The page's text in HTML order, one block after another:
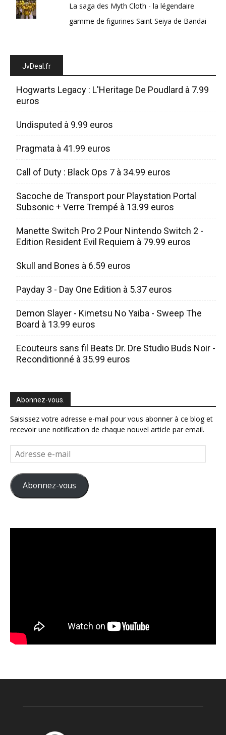
La saga des Myth Cloth - la légendaire
gamme de figurines Saint Seiya de Bandai
JvDeal.fr
Hogwarts Legacy : L'Heritage De Poudlard à 7.99
euros
Undisputed à 9.99 euros
Pragmata à 41.99 euros
Call of Duty : Black Ops 7 à 34.99 euros
Sacoche de Transport pour Playstation Portal
Subsonic + Verre Trempé à 13.99 euros
Manette Switch Pro 2 Pour Nintendo Switch 2 -
Edition Resident Evil Requiem à 79.99 euros
Skull and Bones à 6.59 euros
Payday 3 - Day One Edition à 5.37 euros
Demon Slayer - Kimetsu No Yaiba - Sweep The
Board à 13.99 euros
Ecouteurs sans fil Beats Dr. Dre Studio Buds Noir -
Reconditionné à 35.99 euros
Abonnez-vous.
Saisissez votre adresse e-mail pour vous abonner à ce blog et
recevoir une notification de chaque nouvel article par email.
Adresse
e-
mail
Abonnez-vous